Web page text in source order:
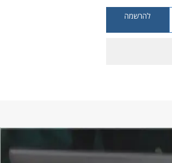
להרשמה